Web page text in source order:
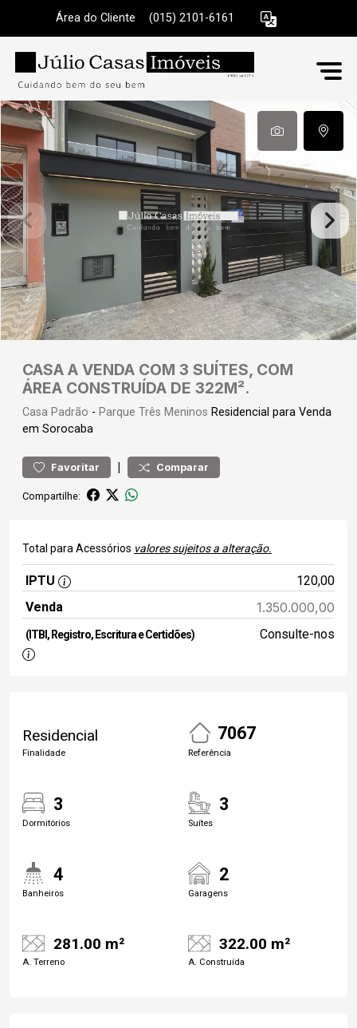
Área do Cliente (015) 2101-6161
CASA A VENDA COM 3 SUÍTES, COM
ÁREA CONSTRUÍDA DE 322M².
Casa Padrão - Parque Três Meninos Residencial para Venda
em Sorocaba
Favoritar | Comparar
Compartilhe:
Total para Acessórios valores sujeitos a alteração.
IPTU
120,00
Venda
1.350.000,00
(ITBI, Registro, Escritura e Certidões) Consulte-nos
Residencial
Finalidade
7067
Referência
3
Dormitórios
3
Suítes
4
Banheiros
2
Garagens
281.00 m²
A. Terreno
322.00 m²
A. Construída